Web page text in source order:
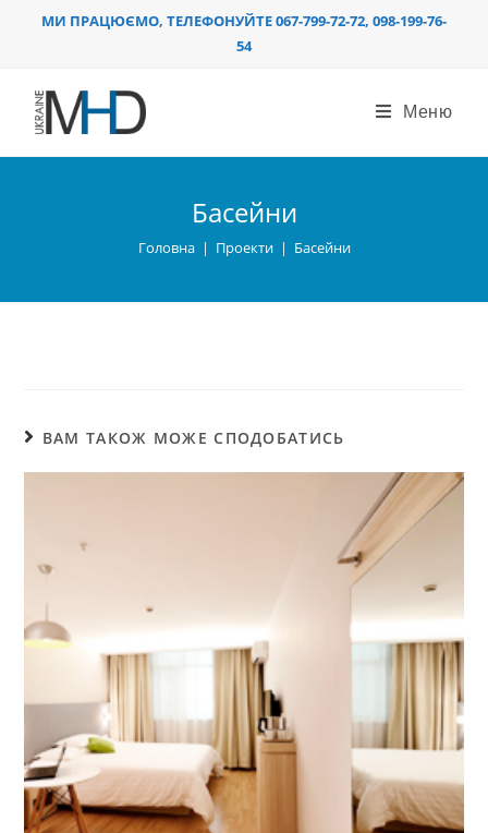
ПерейтиМИ ПРАЦЮЄМО, ТЕЛЕФОНУЙТЕ 067-799-72-72, 098-199-76-
54
Меню
Басейни
Головна | Проекти | Басейни
ВАМ ТАКОЖ МОЖЕ СПОДОБАТИСЬ